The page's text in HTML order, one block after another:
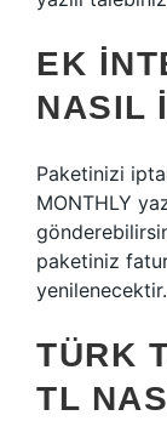
EK
NASIL
Paketinizi
MONTHLY
paketiniz
yenilenecektir.
TÜRK
TL